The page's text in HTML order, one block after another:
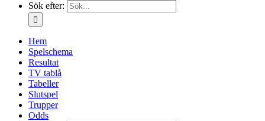
Sök efter:
Hem
Spelschema
Resultat
TV tablå
Tabeller
Slutspel
Trupper
Odds